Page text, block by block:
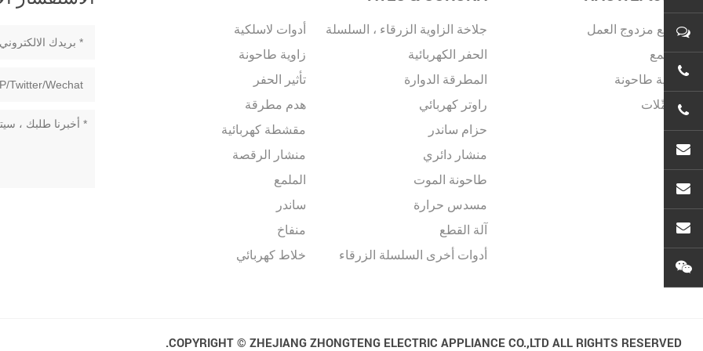
أدوات لاسلكية
جلاخة الزاوية الزرقاء ، السلسلة
زاوية طاحونة
الحفر الكهربائية
تأثير الحفر
المطرقة الدوارة
هدم مطرقة
راوتر كهربائي
مقشطة كهربائية
حزام ساندر
منشار الرقصة
منشار دائري
الملمع
طاحونة الموت
ساندر
مسدس حرارة
منفاخ
آلة القطع
خلاط كهربائي
أدوات أخرى السلسلة الزرقاء
ملمع مزدوج العمل
الملمع
زاوية طاحونة
مُكَمِّلات
COPYRIGHT © ZHEJIANG ZHONGTENG ELECTRIC APPLIANCE CO.,LTD ALL RIGHTS RESERVED.